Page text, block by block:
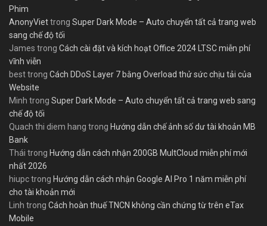
Phim
AnonyViettrong Super Dark Mode – Auto chuyển tất cả trang web
sang chế độ tối
James trong Cách cài đặt và kích hoạt Office 2024 LTSC miễn phí
vĩnh viễn
besttrong Cách DDoS Layer 7 bằng Overload thử sức chịu tải của
Website
Minh trong Super Dark Mode – Auto chuyển tất cả trang web sang
chế độ tối
Quach thi diem hang trong Hướng dẫn chế ảnh số dư tài khoản MB
Bank
Thái trong Hướng dẫn cách nhận 200GB MultCloud miễn phí mới
nhất 2026
hiupctrong Hướng dẫn cách nhận Google AI Pro 1 năm miễn phí
cho tài khoản mới
Linh trong Cách hoàn thuế TNCN không cần chứng từ trên eTax
Mobile